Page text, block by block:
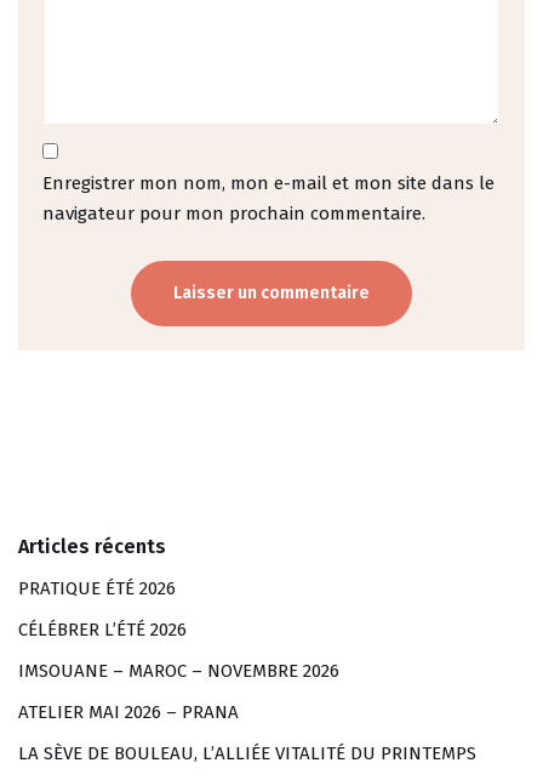
Enregistrer mon nom, mon e-mail et mon site dans le
navigateur pour mon prochain commentaire.
Articles récents
PRATIQUE ÉTÉ 2026
CÉLÉBRER L’ÉTÉ 2026
IMSOUANE – MAROC – NOVEMBRE 2026
ATELIER MAI 2026 – PRANA
LA SÈVE DE BOULEAU, L’ALLIÉE VITALITÉ DU PRINTEMPS